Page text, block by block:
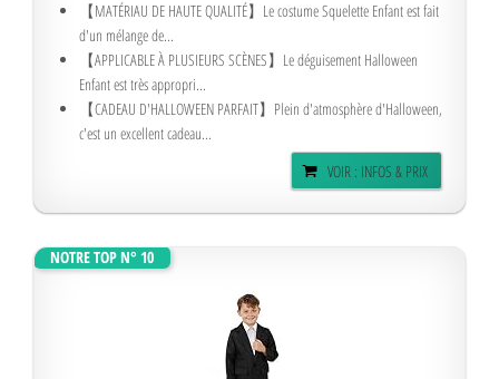
【MATÉRIAU DE HAUTE QUALITÉ】Le costume Squelette Enfant est fait
d'un mélange de...
【APPLICABLE À PLUSIEURS SCÈNES】Le déguisement Halloween
Enfant est très appropri...
【CADEAU D'HALLOWEEN PARFAIT】Plein d'atmosphère d'Halloween,
c'est un excellent cadeau...
VOIR : INFOS & PRIX
NOTRE TOP N° 10